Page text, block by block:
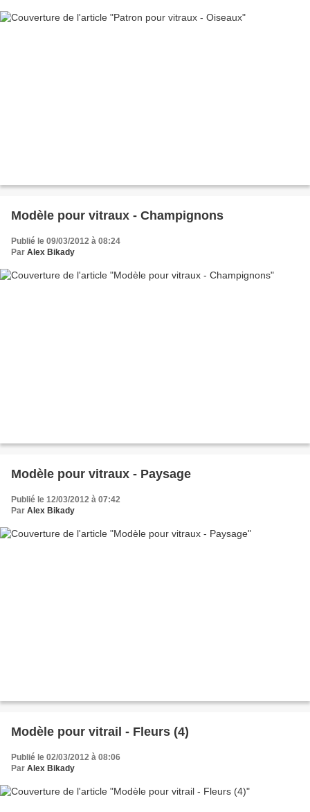
Modèle pour vitraux - Champignons
Publié le 09/03/2012 à 08:24
Par Alex Bikady
Modèle pour vitraux - Paysage
Publié le 12/03/2012 à 07:42
Par Alex Bikady
Modèle pour vitrail - Fleurs (4)
Publié le 02/03/2012 à 08:06
Par Alex Bikady